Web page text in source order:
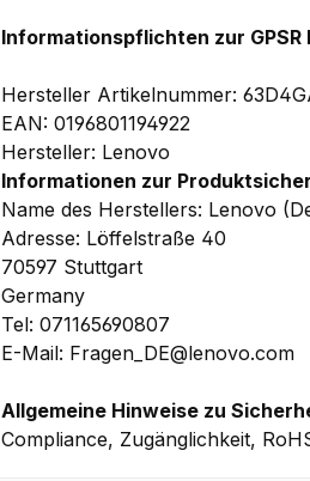
Informationspflichten zur
Hersteller Artikelnummer:
EAN: 0196801194922
Hersteller: Lenovo
Informationen zur
Name des Herstellers: Lenovo
Adresse: Löffelstraße 40
70597 Stuttgart
Germany
Tel: 071165690807
E-Mail: Fragen_DE@lenovo.com
Allgemeine Hinweise zu
Compliance, Zugänglichkeit,